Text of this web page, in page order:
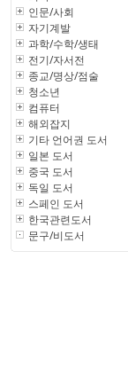
인문/사회
자기계발
과학/수학/생태
전기/자서전
종교/명상/점술
청소년
컴퓨터
해외잡지
기타 언어권 도서
일본 도서
중국 도서
독일 도서
스페인 도서
한국관련도서
문구/비도서